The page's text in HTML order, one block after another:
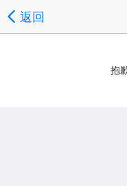
返回
抱